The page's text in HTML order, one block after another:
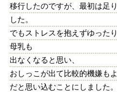
移行したのですが、最初は足
した。
でもストレスを抱えずゆった
母乳も
出なくなると思い、
おしっこが出て比較的機嫌も
だと思い込むことにしました。